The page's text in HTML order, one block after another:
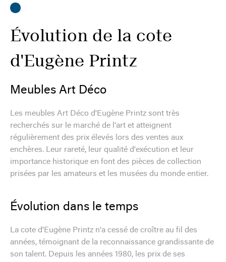
Évolution de la cote
d'Eugène Printz
Meubles Art Déco
Les meubles Art Déco d'Eugène Printz sont très
recherchés sur le marché de l'art et atteignent
régulièrement des prix élevés lors des ventes aux
enchères. Leur rareté, leur qualité d'exécution et leur
importance historique en font des pièces de collection
prisées par les amateurs et les musées du monde entier.
Évolution dans le temps
La cote d'Eugène Printz n'a cessé de croître au fil des
années, témoignant de la reconnaissance grandissante de
son talent. Depuis les années 1980, les prix de ses